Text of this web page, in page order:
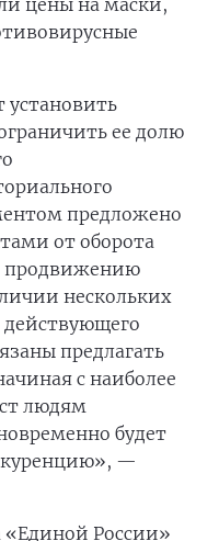
установить
ее долю
предложено
от оборота
продвижению
нескольких
действующего
предлагать
с наиболее
людям
будет
—
«Единой России»